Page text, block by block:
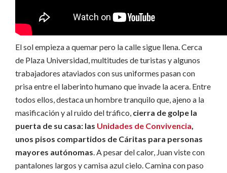
El sol empieza a quemar pero la calle sigue llena. Cerca
de Plaza Universidad, multitudes de turistas y algunos
trabajadores ataviados con sus uniformes pasan con
prisa entre el laberinto humano que invade la acera. Entre
todos ellos, destaca un hombre tranquilo que, ajeno a la
masificación y al ruido del tráfico, cierra de golpe la
puerta de su casa: las Unidades de Convivencia,
unos pisos compartidos de Cáritas para personas
mayores autónomas. A pesar del calor, Juan viste con
pantalones largos y camisa azul cielo. Camina con paso